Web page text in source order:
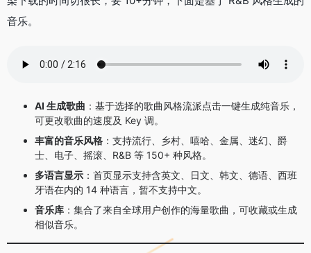
音乐。
AI 生成歌曲 ：基于选择的歌曲风格流派点击一键生成纯音乐，
可更改歌曲的速度及 Key 调。
丰富的音乐风格 ：支持流行、乡村、嘻哈、金属、迷幻、爵
士、电子、摇滚、R&B 等 150+ 种风格。
多语言显示 ：首页显示支持含英文、日文、韩文、德语、西班
牙语在内的 14 种语言，暂不支持中文。
音乐库 ：集合了来自全球用户创作的海量歌曲，可收藏或生成
相似音乐。